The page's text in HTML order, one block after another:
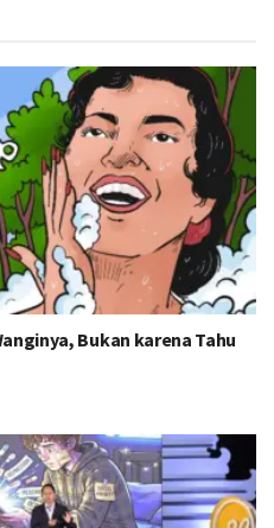
Bukan karena Tahu